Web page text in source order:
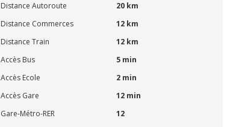
Distance Autoroute
20 km
Distance Commerces
12 km
Distance Train
12 km
Accès Bus
5 min
Accès Ecole
2 min
Accès Gare
12 min
Gare-Métro-RER
12